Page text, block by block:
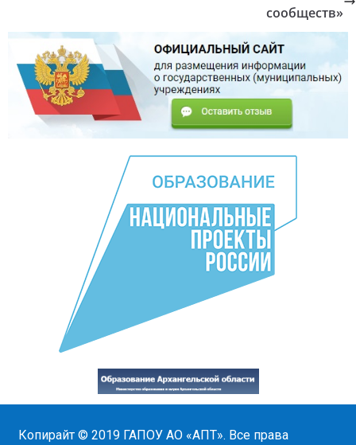
сообществ»
Копирайт © 2019 ГАПОУ АО «АПТ». Все права